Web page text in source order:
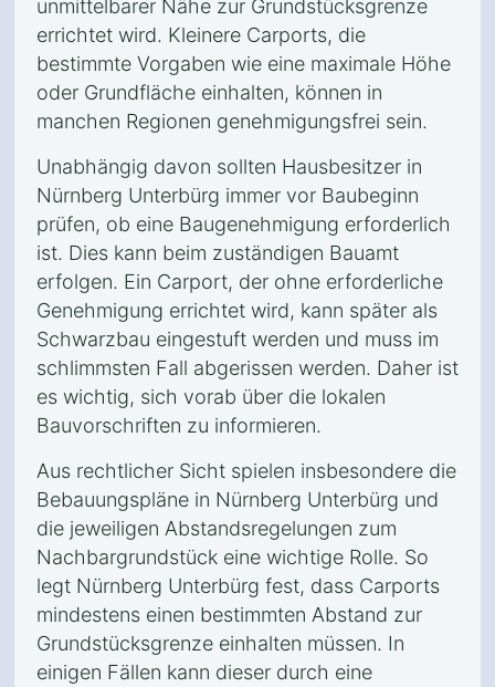
unmittelbarer Nähe zur Grundstücksgrenze
errichtet wird. Kleinere Carports, die
bestimmte Vorgaben wie eine maximale Höhe
oder Grundfläche einhalten, können in
manchen Regionen genehmigungsfrei sein.
Unabhängig davon sollten Hausbesitzer in
Nürnberg Unterbürg immer vor Baubeginn
prüfen, ob eine Baugenehmigung erforderlich
ist. Dies kann beim zuständigen Bauamt
erfolgen. Ein Carport, der ohne erforderliche
Genehmigung errichtet wird, kann später als
Schwarzbau eingestuft werden und muss im
schlimmsten Fall abgerissen werden. Daher ist
es wichtig, sich vorab über die lokalen
Bauvorschriften zu informieren.
Aus rechtlicher Sicht spielen insbesondere die
Bebauungspläne in Nürnberg Unterbürg und
die jeweiligen Abstandsregelungen zum
Nachbargrundstück eine wichtige Rolle. So
legt Nürnberg Unterbürg fest, dass Carports
mindestens einen bestimmten Abstand zur
Grundstücksgrenze einhalten müssen. In
einigen Fällen kann dieser durch eine